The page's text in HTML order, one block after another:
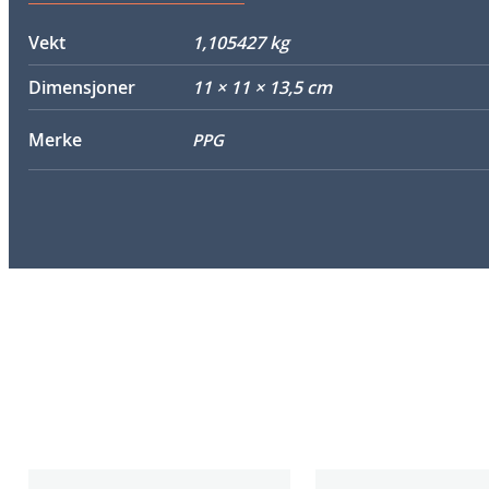
Vekt
1,105427 kg
Dimensjoner
11 × 11 × 13,5 cm
Merke PPG